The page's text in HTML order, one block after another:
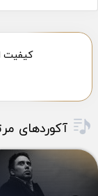
آکوردهای